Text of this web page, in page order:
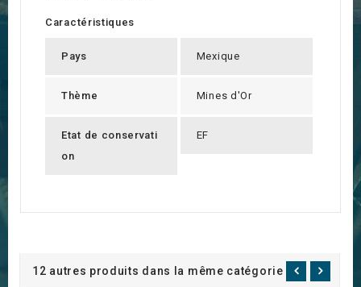
Caractéristiques
Pays Mexique
Thème Mines d'Or
Etat de conservati
on
EF
12 autres produits dans la même catégorie :